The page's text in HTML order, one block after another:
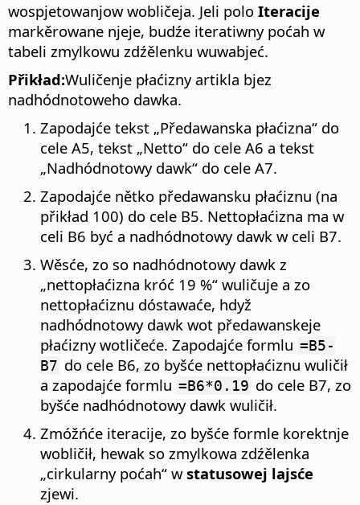
wospjetowanjow wobličeja. Jeli polo Iteracije
markěrowane njeje, budźe iteratiwny poćah w
tabeli zmylkowu zdźělenku wuwabjeć.
Přikład:Wuličenje płaćizny artikla bjez
nadhódnotoweho dawka.
Zapodajće tekst „Předawanska płaćizna“ do
cele A5, tekst „Netto“ do cele A6 a tekst
„Nadhódnotowy dawk“ do cele A7.
Zapodajće nětko předawansku płaćiznu (na
přikład 100) do cele B5. Nettopłaćizna ma w
celi B6 być a nadhódnotowy dawk w celi B7.
Wěsće, zo so nadhódnotowy dawk z
„nettopłaćizna króć 19 %“ wuličuje a zo
nettopłaćiznu dóstawaće, hdyž
nadhódnotowy dawk wot předawanskeje
płaćizny wotličeće. Zapodajće formlu =B5-
B7 do cele B6, zo byšće nettopłaćiznu wuličił
a zapodajće formlu =B6*0.19 do cele B7, zo
byšće nadhódnotowy dawk wuličił.
Zmóžńće iteracije, zo byšće formle korektnje
wobličił, hewak so zmylkowa zdźělenka
„cirkularny poćah“ wstatusowej lajsće
zjewi.